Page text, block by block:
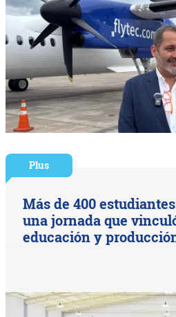
Plus
Más de 400
una jornada que
educación y